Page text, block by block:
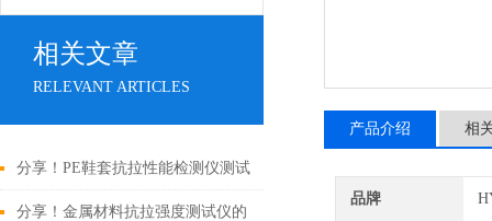
相关文章
RELEVANT ARTICLES
分享！PE鞋套抗拉性能检测仪测试
原理和方法
分享！金属材料抗拉强度测试仪的
产品介绍 相
品牌